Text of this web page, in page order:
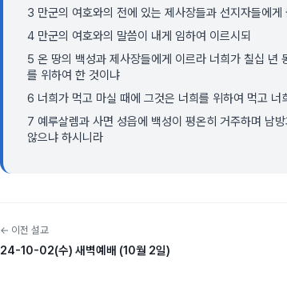
3 만군의 여호와의 전에 있는 제사장들과 선지자들에
4 만군의 여호와의 말씀이 내게 임하여 이르시되
5 온 땅의 백성과 제사장들에게 이르라 너희가 칠십 년
를 위하여 한 것이냐
6 너희가 먹고 마실 때에 그것은 너희를 위하여 먹고 너
7 예루살렘과 사면 성읍에 백성이 평온히 거주하며 남
않으냐 하시니라
← 이전 설교
24-10-02(수) 새벽예배 (10월 2일)